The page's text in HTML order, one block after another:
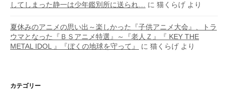
してしまった静一は少年鑑別所に送られ…
に 猫くらげ より
夏休みのアニメの思い出～楽しかった『子供アニメ大会』、トラ
ウマとなった『ＢＳアニメ特選』～『老人Ｚ』『 KEY THE
METAL IDOL 』『ぼくの地球を守って』
に 猫くらげ より
カテゴリー